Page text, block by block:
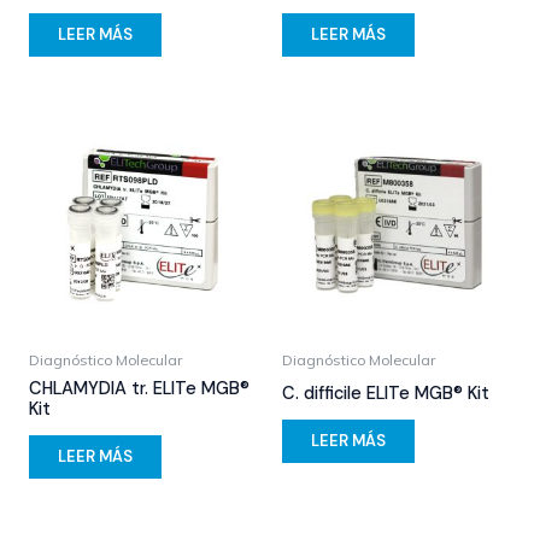
LEER MÁS LEER MÁS
Diagnóstico Molecular
CHLAMYDIA tr. ELITe MGB®
Kit
LEER MÁS
Diagnóstico Molecular
C. difficile ELITe MGB® Kit
LEER MÁS